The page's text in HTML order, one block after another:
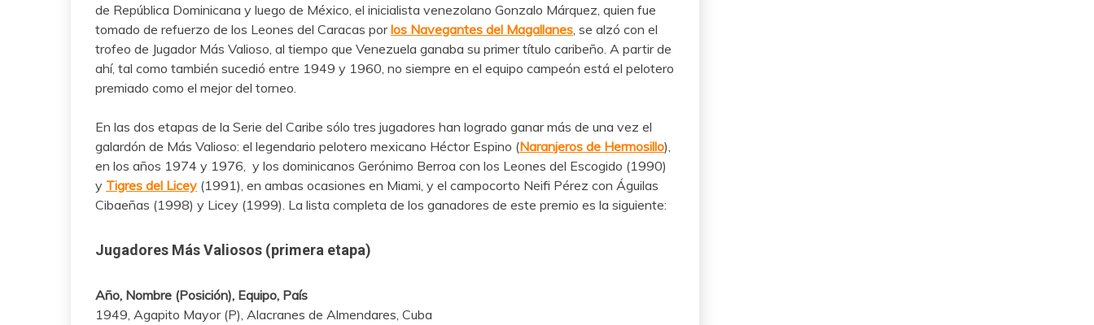
de República Dominicana y luego de México, el inicialista venezolano Gonzalo Márquez, quien fue
tomado de refuerzo de los Leones del Caracas porlos Navegantes del Magallanes, se alzó con el
trofeo de Jugador Más Valioso, al tiempo que Venezuela ganaba su primer título caribeño. A partir de
ahí, tal como también sucedió entre 1949 y 1960, no siempre en el equipo campeón está el pelotero
premiado como el mejor del torneo.
En las dos etapas de la Serie del Caribe sólo tres jugadores han logrado ganar más de una vez el
galardón de Más Valioso: el legendario pelotero mexicano Héctor Espino (Naranjeros de Hermosillo),
en los años 1974 y 1976, y los dominicanos Gerónimo Berroa con los Leones del Escogido (1990)
y Tigres del Licey (1991), en ambas ocasiones en Miami, y el campocorto Neifi Pérez con Águilas
Cibaeñas (1998) y Licey (1999). La lista completa de los ganadores de este premio es la siguiente:
Jugadores Más Valiosos (primera etapa)
Año, Nombre (Posición), Equipo, País
1949, Agapito Mayor (P), Alacranes de Almendares, Cuba